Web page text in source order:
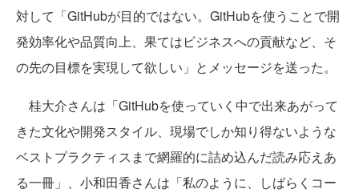
対して「GitHubが目的ではない。GitHubを使うことで開
発効率化や品質向上、果てはビジネスへの貢献など、そ
の先の目標を実現して欲しい」とメッセージを送った。
桂大介さんは「GitHubを使っていく中で出来あがって
きた文化や開発スタイル、現場でしか知り得ないような
ベストプラクティスまで網羅的に詰め込んだ読み応えあ
る一冊」、小和田香さんは「私のように、しばらくコー